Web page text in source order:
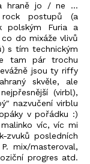
hraně jo / ne ...
postupů (a
Furia a
do mixáže vlivů
s tím technickým
tam pár trochu
jsou ty riffy
skvěle, ale
(virbl),
nazvučení virblu
v pořádku :)
víc, víc mi
zvuků posledních
mix/masteroval,
progres atd.